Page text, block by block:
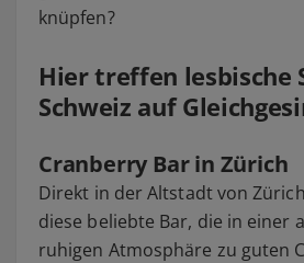
knüpfen?
Hier treffen lesbische
Schweiz auf
Cranberry Bar in Zürich
Direkt in der Altstadt von
diese beliebte Bar, die in einer
ruhigen Atmosphäre zu guten